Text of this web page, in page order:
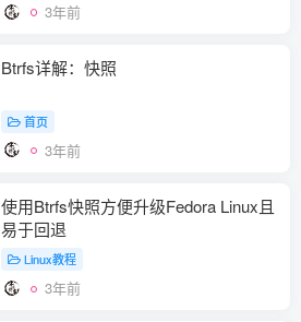
3年前
Btrfs详解：快照
首页
3年前
使用Btrfs快照方便升级Fedora Linux且
易于回退
Linux教程
3年前